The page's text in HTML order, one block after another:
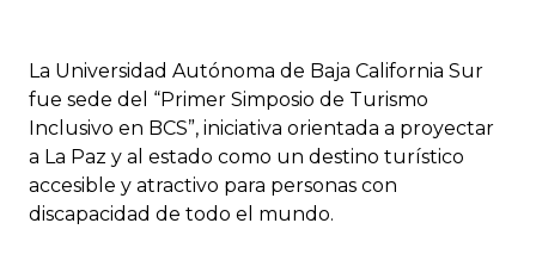
La Universidad Autónoma de Baja California Sur
fue sede del “Primer Simposio de Turismo
Inclusivo en BCS”, iniciativa orientada a proyectar
a La Paz y al estado como un destino turístico
accesible y atractivo para personas con
discapacidad de todo el mundo.